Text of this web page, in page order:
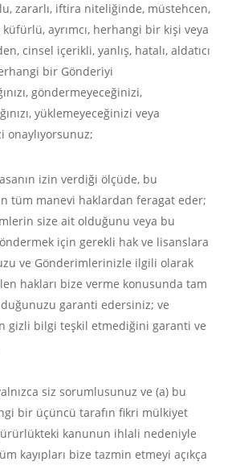
zararlı, iftira niteliğinde, müstehcen,
ayrımcı, herhangi bir kişi veya
cinsel içerikli, yanlış, hatalı, aldatıcı
bir Gönderiyi
göndermeyeceğinizi,
yüklemeyeceğinizi veya
onaylıyorsunuz;
izin verdiği ölçüde, bu
tüm manevi haklardan feragat eder;
size ait olduğunu veya bu
için gerekli hak ve lisanslara
ve Gönderimlerinizle ilgili olarak
hakları bize verme konusunda tam
garanti edersiniz; ve
gizli bilgi teşkil etmediğini garanti ve
siz sorumlusunuz ve (a) bu
bir üçüncü tarafın fikri mülkiyet
kanunun ihlali nedeniyle
kayıpları bize tazmin etmeyi açıkça